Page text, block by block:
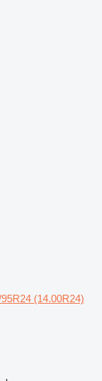
(14.00R24)